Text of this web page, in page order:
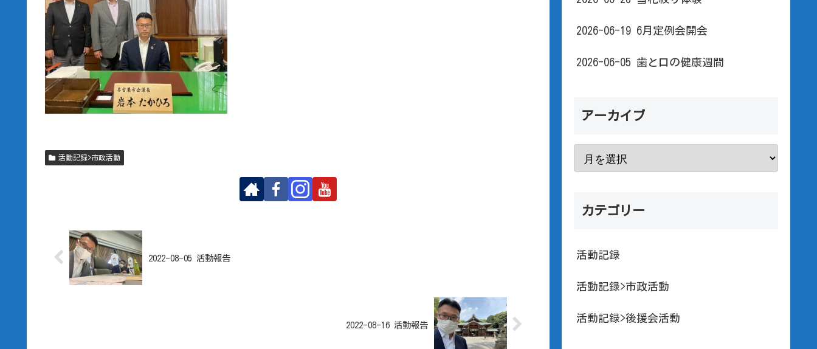
活動記録>市政活動
2022-08-05 活動報告
2022-08-16 活動報告
2026-06-19 6月定例会開会
2026-06-05 歯と口の健康週間
アーカイブ
カテゴリー
活動記録
活動記録>市政活動
活動記録>後援会活動